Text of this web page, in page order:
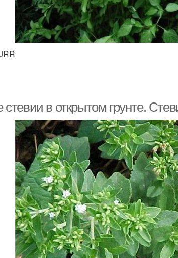
в открытом грунте.